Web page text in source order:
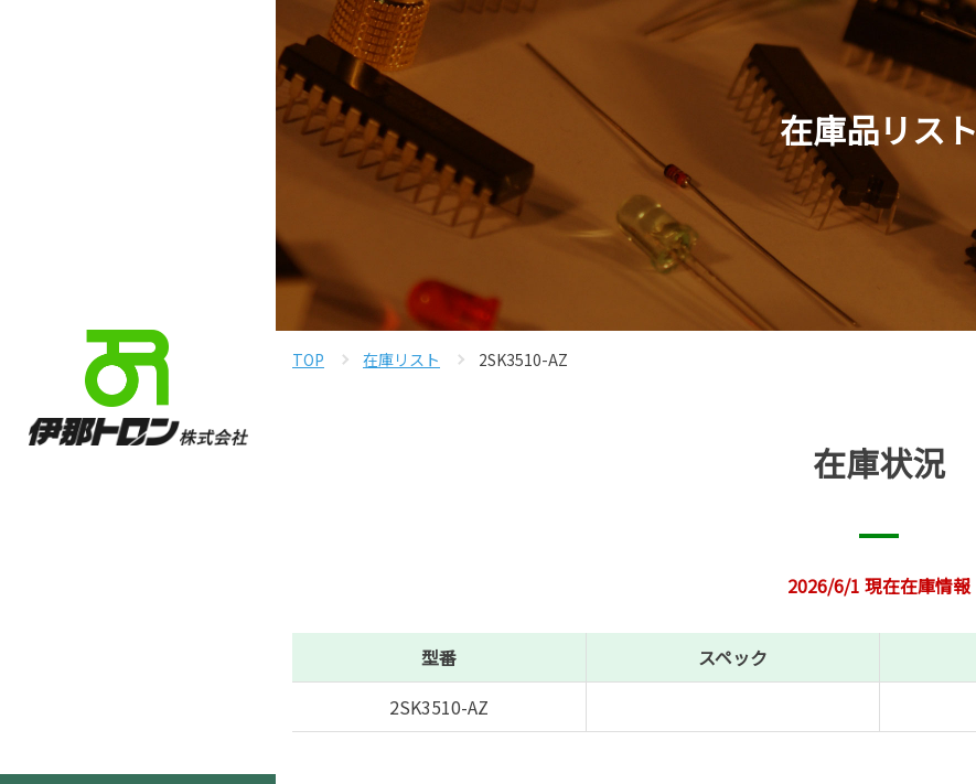
在庫品リスト
TOP 在庫リスト 2SK3510-AZ
在庫状況
2026/6/1 現在在庫情報
型番 スペック
2SK3510-AZ